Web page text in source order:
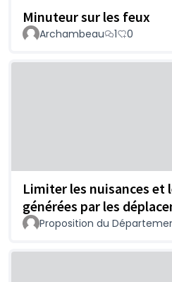
Minuteur sur les feux
Archambeau 1 0
Limiter les nuisances et
générées par les
Proposition du